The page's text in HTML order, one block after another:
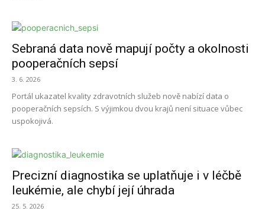
Sebraná data nově mapují počty a okolnosti
pooperačních sepsí
3. 6. 2026
Portál ukazatel kvality zdravotních služeb nově nabízí data o
pooperačních sepsích. S výjimkou dvou krajů není situace vůbec
uspokojivá.
Precizní diagnostika se uplatňuje i v léčbě
leukémie, ale chybí její úhrada
25. 5. 2026